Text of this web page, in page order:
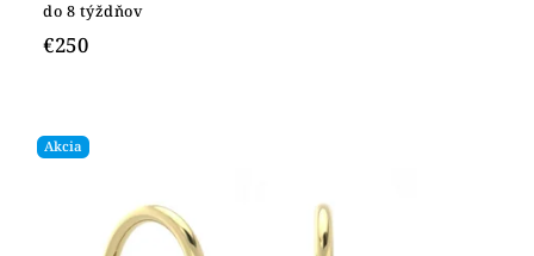
do 8 týždňov
€250
Akcia